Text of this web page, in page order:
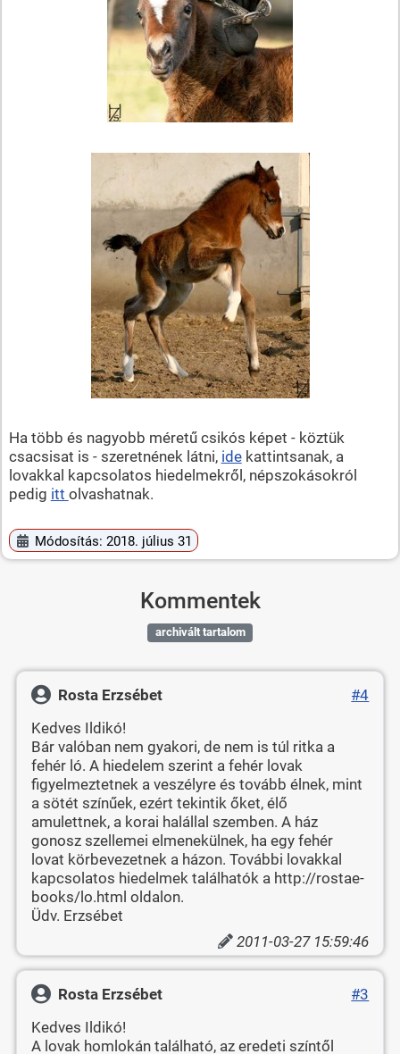
Ha több és nagyobb méretű csikós képet - köztük
csacsisat is - szeretnének látni, idekattintsanak, a
lovakkal kapcsolatos hiedelmekről, népszokásokról
pedig itt olvashatnak.
Módosítás: 2018. július 31
Kommentek
archivált tartalom
Rosta Erzsébet
#4
Kedves Ildikó!
Bár valóban nem gyakori, de nem is túl ritka a
fehér ló. A hiedelem szerint a fehér lovak
figyelmeztetnek a veszélyre és tovább élnek, mint
a sötét színűek, ezért tekintik őket, élő
amulettnek, a korai halállal szemben. A ház
gonosz szellemei elmenekülnek, ha egy fehér
lovat körbevezetnek a házon. További lovakkal
kapcsolatos hiedelmek találhatók a http://rostae-
books/lo.html oldalon.
Üdv. Erzsébet
2011-03-27 15:59:46
Rosta Erzsébet
#3
Kedves Ildikó!
A lovak homlokán található, az eredeti színtől